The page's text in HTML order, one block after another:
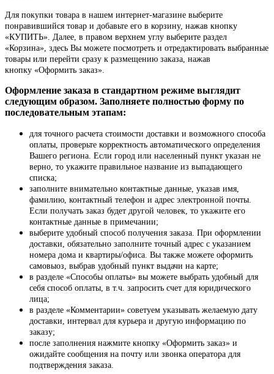
Для покупки товара в нашем интернет-магазине выберите
понравившийся товар и добавьте его в корзину, нажав кнопку
«КУПИТЬ». Далее, в правом верхнем углу выберите раздел
«Корзина», здесь Вы можете посмотреть и отредактировать выбранные
товары или перейти сразу к размещению заказа, нажав
кнопку «Оформить заказ».
Оформление заказа в стандартном режиме выглядит
следующим образом. Заполняете полностью форму по
последовательным этапам:
для точного расчета стоимости доставки и возможного способа
оплаты, проверьте корректность автоматического определения
Вашего региона. Если город или населенный пункт указан не
верно, то укажите правильное название из выпадающего
списка;
заполните внимательно контактные данные, указав имя,
фамилию, контактный телефон и адрес электронной почты.
Если получать заказ будет другой человек, то укажите его
контактные данные в примечании;
выберите удобный способ получения заказа. При оформлении
доставки, обязательно заполните точный адрес с указанием
номера дома и квартиры/офиса. Вы также можете оформить
самовыоз, выбрав удобный пункт выдачи на карте;
в разделе «Способы оплаты» вы можете выбрать удобный для
себя способ оплаты, в т.ч. запросить счет для юридического
лица;
в разделе «Комментарии» советуем указывать желаемую дату
доставки, интервал для курьера и другую информацию по
заказу;
после заполнения нажмите кнопку «Оформить заказ» и
ожидайте сообщения на почту или звонка оператора для
подтверждения заказа.